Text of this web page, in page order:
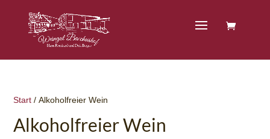
Start / Alkoholfreier Wein
Alkoholfreier Wein